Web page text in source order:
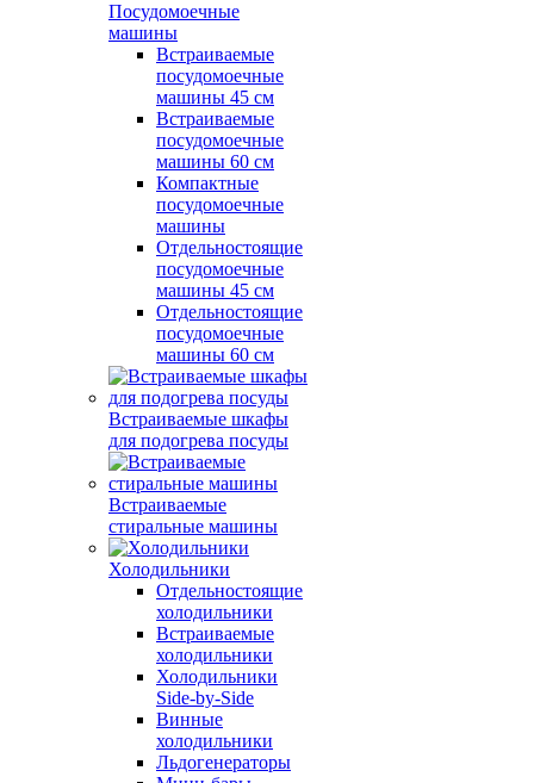
Посудомоечные
машины
Встраиваемые
посудомоечные
машины 45 см
Встраиваемые
посудомоечные
машины 60 см
Компактные
посудомоечные
машины
Отдельностоящие
посудомоечные
машины 45 см
Отдельностоящие
посудомоечные
машины 60 см
Встраиваемые шкафы
для подогрева посуды
Встраиваемые
стиральные машины
Холодильники
Отдельностоящие
холодильники
Встраиваемые
холодильники
Холодильники
Side-by-Side
Винные
холодильники
Льдогенераторы